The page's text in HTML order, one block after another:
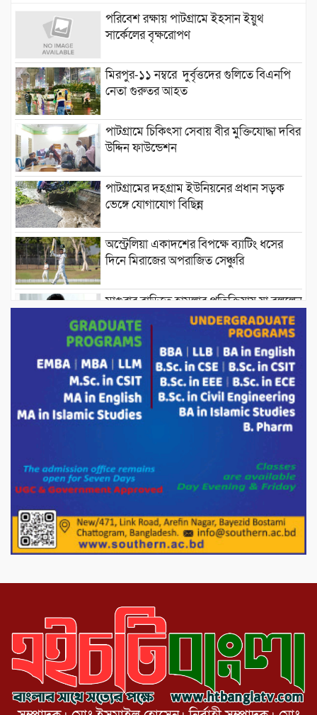
পরিবেশ রক্ষায় পাটগ্রামে ইহসান ইয়ুথ
সার্কেলের বৃক্ষরোপণ
মিরপুর-১১ নম্বরে দুর্বৃত্তদের গুলিতে বিএনপি
নেতা গুরুতর আহত
পাটগ্রামে চিকিৎসা সেবায় বীর মুক্তিযোদ্ধা দবির
উদ্দিন ফাউন্ডেশন
পাটগ্রামের দহগ্রাম ইউনিয়নের প্রধান সড়ক
ভেঙ্গে যোগাযোগ বিছিন্ন
অস্ট্রেলিয়া একাদশের বিপক্ষে ব্যাটিং ধসের
দিনে মিরাজের অপরাজিত সেঞ্চুরি
মাগুরার বাড়িতে হামলার প্রতিক্রিয়ায় যা বললেন
সাকিব।
দেশীয় পাঁচ প্রজাতির ছোট মাছে উদ্বেগজনক
মাত্রায় মাইক্রোপ্লাস্টিকের উপস্থিতি শনাক্ত ।
সরকারকে ব্যর্থ করতে দেশের বিরুদ্ধে একটি
দল চক্রান্ত চালিয়ে যাচ্ছে : রিজভী
দেশের বাজারে ভরিতে ১০ হাজার টাকা সোনার
দাম বাড়ানোর ঘোষণা।
ভারপ্রাপ্ত রাষ্ট্রপতি হাফিজ উদ্দিন আহমদের
সাথে এইচটি বাংলা অনলাইন পোর্টাল ও আইপি